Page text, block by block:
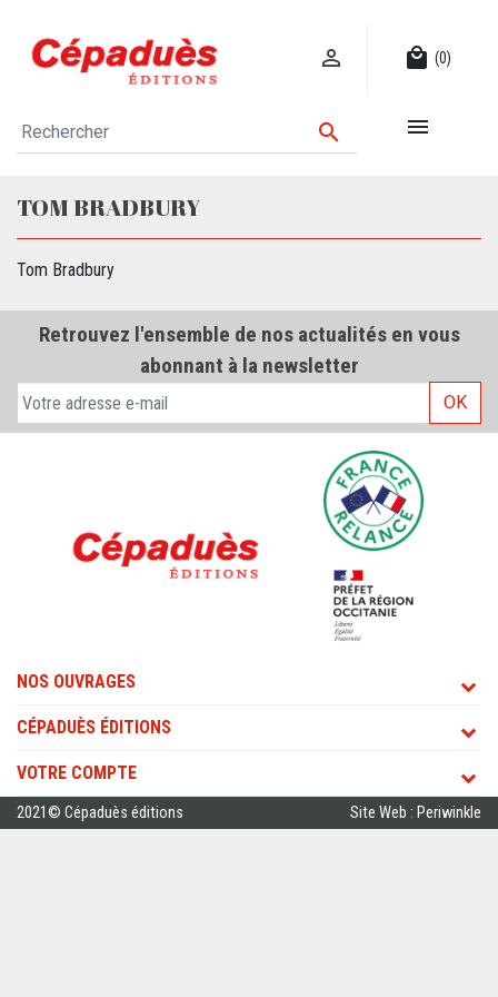
 local_mall (0)
 
TOM BRADBURY
Tom Bradbury
Retrouvez l'ensemble de nos actualités en vous
abonnant à la newsletter
OK
NOS OUVRAGES
CÉPADUÈS ÉDITIONS
VOTRE COMPTE
2021© Cépaduès éditions Site Web : Periwinkle